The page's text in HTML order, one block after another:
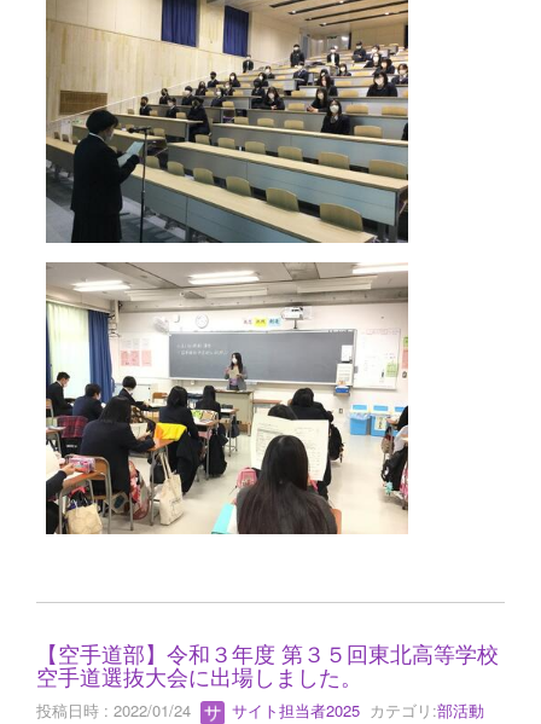
【空手道部】令和３年度 第３５回東北高等学校
空手道選抜大会に出場しました。
投稿日時 : 2022/01/24 サイト担当者2025 カテゴリ:部活動